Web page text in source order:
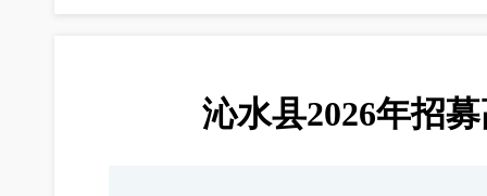
沁水县2026年招